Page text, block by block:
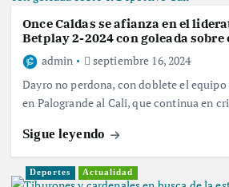
Once Caldas se afianza en el
Betplay 2-2024 con goleada
admin
septiembre 16, 2024
Dayro no perdona, con doblete el equipo
en Palogrande al Cali, que continua en
Sigue leyendo
Deportes Actualidad